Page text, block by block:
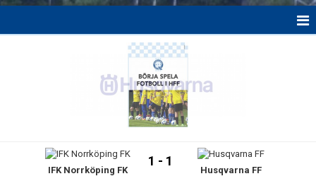
IFK Norrköping FK
1 - 1
Husqvarna FF